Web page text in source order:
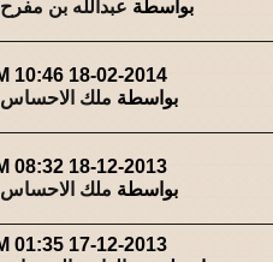
بواسطة عبدالله بن مفرح
18-02-2014
10:46 PM
بواسطة ملك الاحساس
18-12-2013
08:32 PM
بواسطة ملك الاحساس
17-12-2013
01:35 PM